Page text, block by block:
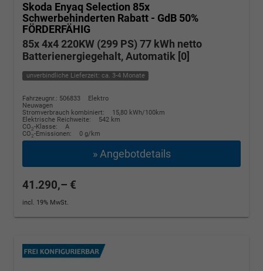
Skoda Enyaq Selection 85x
Schwerbehinderten Rabatt - GdB 50%
FÖRDERFÄHIG
85x 4x4 220KW (299 PS) 77 kWh netto
Batterienergiegehalt, Automatik [0]
unverbindliche Lieferzeit: ca. 3-4 Monate
Fahrzeugnr.: 506833
Elektro
Neuwagen
Stromverbrauch kombiniert:
15,80 kWh/100km
Elektrische Reichweite:
542 km
CO2-Klasse:
A
CO2-Emissionen: 0 g/km
» Angebotdetails
41.290,– €
incl. 19% MwSt.